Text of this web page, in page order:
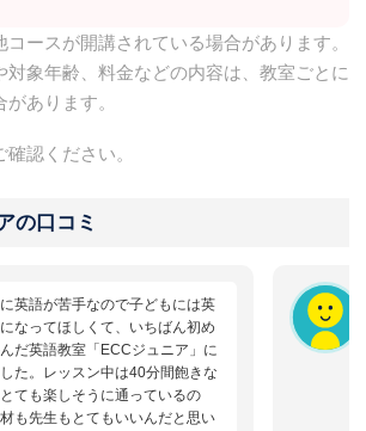
コースが開講されている場合があります。
対象年齢、料金などの内容は、教室ごとに
あります。
認ください。
の口コミ
英語が苦手なので子どもには英
なってほしくて、いちばん初め
だ英語教室「ECCジュニア」に
た。レッスン中は40分間飽きな
ても楽しそうに通っているの
も先生もとてもいいんだと思い